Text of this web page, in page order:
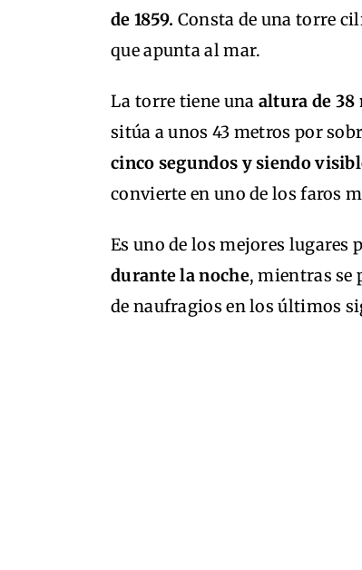
de 1859. Consta de una torre
que apunta al mar.
La torre tiene una altura de 38
sitúa a unos 43 metros por
cinco segundos y siendo
convierte en uno de los faros
Es uno de los mejores lugares
durante la noche, mientras se
de naufragios en los últimos